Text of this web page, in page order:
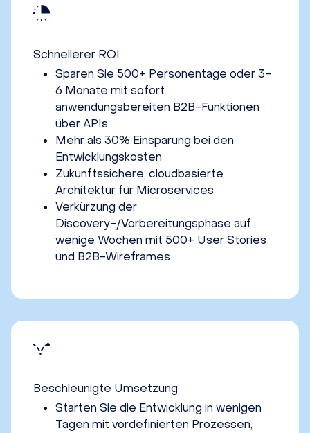
Schnellerer ROI
Sparen Sie 500+ Personentage oder 3-
6 Monate mit sofort
anwendungsbereiten B2B-Funktionen
über APIs
Mehr als 30% Einsparung bei den
Entwicklungskosten
Zukunftssichere, cloudbasierte
Architektur für Microservices
Verkürzung der
Discovery-/Vorbereitungsphase auf
wenige Wochen mit 500+ User Stories
und B2B-Wireframes
Beschleunigte Umsetzung
Starten Sie die Entwicklung in wenigen
Tagen mit vordefinierten Prozessen,